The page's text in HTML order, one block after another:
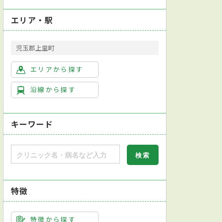
エリア・駅
児玉郡上里町
エリアから探す
沿線から探す
キーワード
特徴
特徴から探す